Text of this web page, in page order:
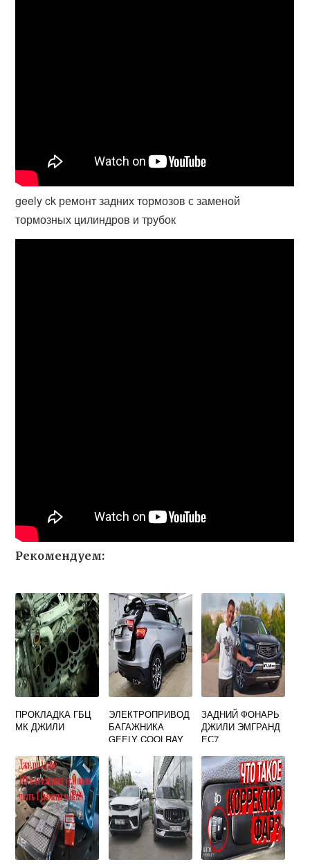
geely ck ремонт задних тормозов с заменой
тормозных цилиндров и трубок
Рекомендуем:
ПРОКЛАДКА ГБЦ
МК ДЖИЛИ
ЭЛЕКТРОПРИВОД
БАГАЖНИКА
GEELY COOLRAY
ЗАДНИЙ ФОНАРЬ
ДЖИЛИ ЭМГРАНД
ЕС7